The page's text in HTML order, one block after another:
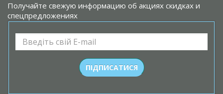
Получайте свежую информацию об акциях скидках и
спецпредложениях